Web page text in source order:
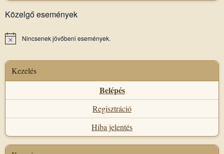
Közelgő események
Notice Nincsenek jövőbeni események.
Kezelés
Belépés
Regisztráció
Hiba jelentés